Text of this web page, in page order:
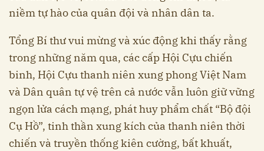
niềm tự hào của quân đội và nhân dân ta.
Tổng Bí thư vui mừng và xúc động khi thấy rằng
trong những năm qua, các cấp Hội Cựu chiến
binh, Hội Cựu thanh niên xung phong Việt Nam
và Dân quân tự vệ trên cả nước vẫn luôn giữ vững
ngọn lửa cách mạng, phát huy phẩm chất “Bộ đội
Cụ Hồ”, tinh thần xung kích của thanh niên thời
chiến và truyền thống kiên cường, bất khuất,